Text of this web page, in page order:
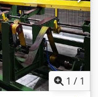
1 / 1